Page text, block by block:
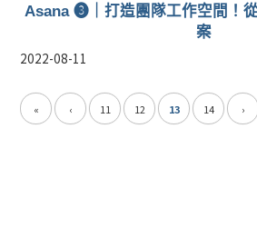
Asana ❸｜打造團隊工作空間！
案
2022-08-11
« ‹ 11 12 13 14 ›